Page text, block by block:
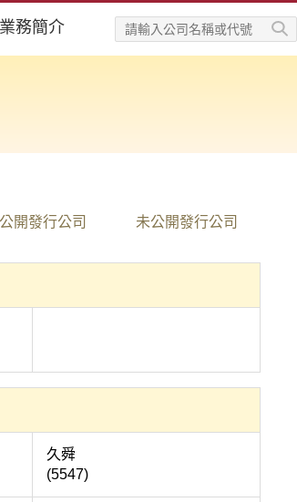
業務簡介
公開發行公司 未公開發行公司
久舜
(5547)